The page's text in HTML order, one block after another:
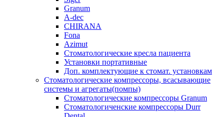
Granum
A-dec
CHIRANA
Fona
Azimut
Стоматологические кресла пациента
Установки портативные
Доп. комплектующие к стомат. установкам
Стоматологические компрессоры, всасывающие
системы и агрегаты(помпы)
Стоматологические компрессоры Granum
Стоматологиченские компрессоры Durr